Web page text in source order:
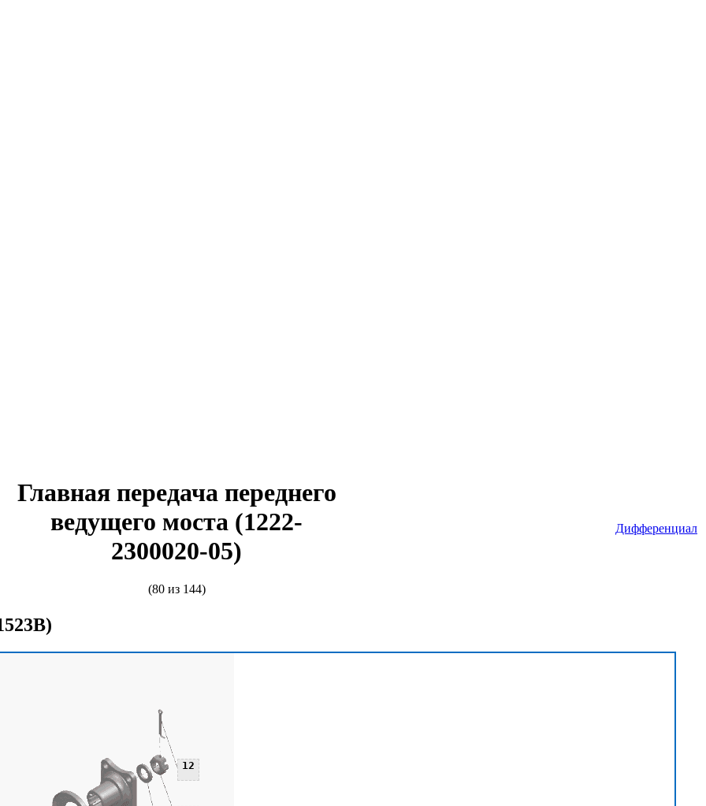
Главная передача переднего
ведущего моста (1222-
2300020-05)
(80 из 144)
Дифференциал
12